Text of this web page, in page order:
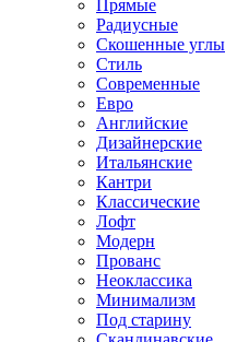
Прямые
Радиусные
Скошенные углы
Стиль
Современные
Евро
Английские
Дизайнерские
Итальянские
Кантри
Классические
Лофт
Модерн
Прованс
Неоклассика
Минимализм
Под старину